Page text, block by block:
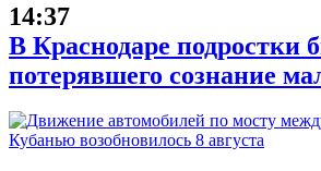
14:37
В Краснодаре подростки
потерявшего сознание